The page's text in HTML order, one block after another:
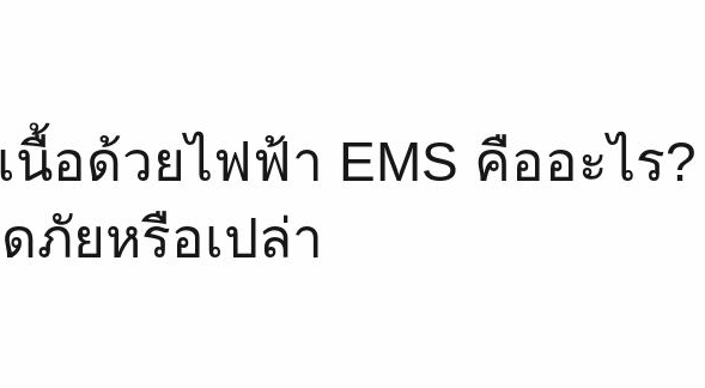
นื้อด้วยไฟฟ้า EMS คืออะไร
ภัยหรือเปล่า